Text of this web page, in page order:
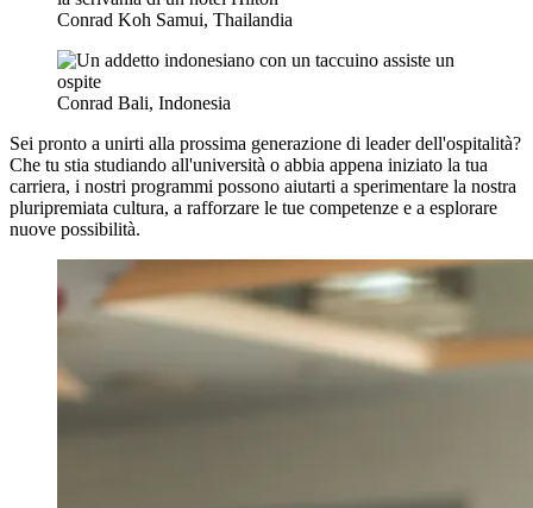
Conrad Koh Samui, Thailandia
Conrad Bali, Indonesia
Sei pronto a unirti alla prossima generazione di leader dell'ospitalità?
Che tu stia studiando all'università o abbia appena iniziato la tua
carriera, i nostri programmi possono aiutarti a sperimentare la nostra
pluripremiata cultura, a rafforzare le tue competenze e a esplorare
nuove possibilità.